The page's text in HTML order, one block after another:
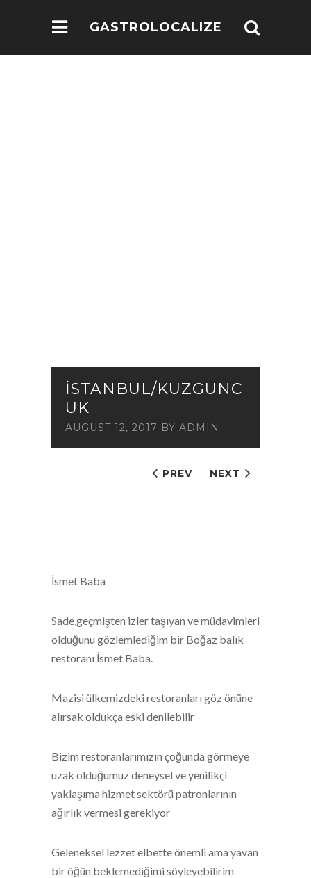
GASTROLOCALIZE
PREV NEXT
İSTANBUL/KUZGUNC
UK
AUGUST 12, 2017 BY ADMIN
İsmet Baba
Sade,geçmişten izler taşıyan ve müdavimleri
olduğunu gözlemlediğim bir Boğaz balık
restoranı İsmet Baba.
Mazisi ülkemizdeki restoranları göz önüne
alırsak oldukça eski denilebilir
Bizim restoranlarımızın çoğunda görmeye
uzak olduğumuz deneysel ve yenilikçi
yaklaşıma hizmet sektörü patronlarının
ağırlık vermesi gerekiyor
Geleneksel lezzet elbette önemli ama yavan
bir öğün beklemediğimi söyleyebilirim